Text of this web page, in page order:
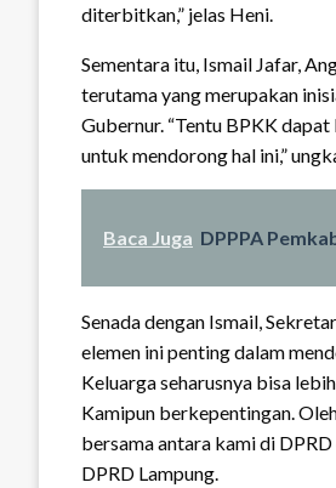
diterbitkan,” jelas Heni.
Sementara itu, Ismail Jafar,
terutama yang merupakan
Gubernur. “Tentu BPKK
untuk mendorong hal ini,”
Baca Juga DPPPA
Senada dengan Ismail,
elemen ini penting dalam
Keluarga seharusnya bisa
Kamipun berkepentingan.
bersama antara kami di
DPRD Lampung.